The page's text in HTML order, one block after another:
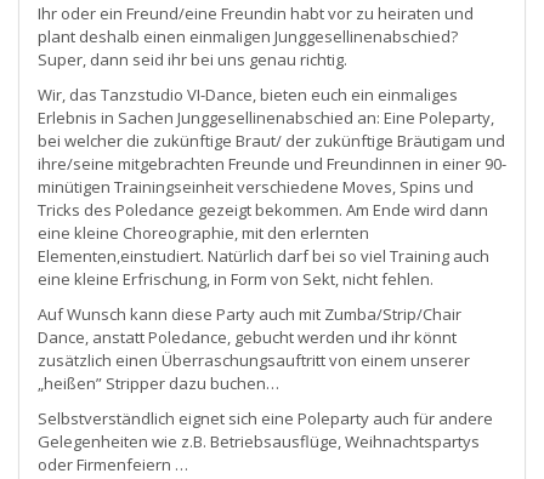
Ihr oder ein Freund/eine Freundin habt vor zu heiraten und
plant deshalb einen einmaligen Junggesellinenabschied?
Super, dann seid ihr bei uns genau richtig.
Wir, das Tanzstudio VI-Dance, bieten euch ein einmaliges
Erlebnis in Sachen Junggesellinenabschied an: Eine Poleparty,
bei welcher die zukünftige Braut/ der zukünftige Bräutigam und
ihre/seine mitgebrachten Freunde und Freundinnen in einer 90-
minütigen Trainingseinheit verschiedene Moves, Spins und
Tricks des Poledance gezeigt bekommen. Am Ende wird dann
eine kleine Choreographie, mit den erlernten
Elementen,einstudiert. Natürlich darf bei so viel Training auch
eine kleine Erfrischung, in Form von Sekt, nicht fehlen.
Auf Wunsch kann diese Party auch mit Zumba/Strip/Chair
Dance, anstatt Poledance, gebucht werden und ihr könnt
zusätzlich einen Überraschungsauftritt von einem unserer
„heißen” Stripper dazu buchen…
Selbstverständlich eignet sich eine Poleparty auch für andere
Gelegenheiten wie z.B. Betriebsausflüge, Weihnachtspartys
oder Firmenfeiern …